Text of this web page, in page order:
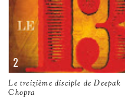
Le treizième disciple de Deepak
Chopra